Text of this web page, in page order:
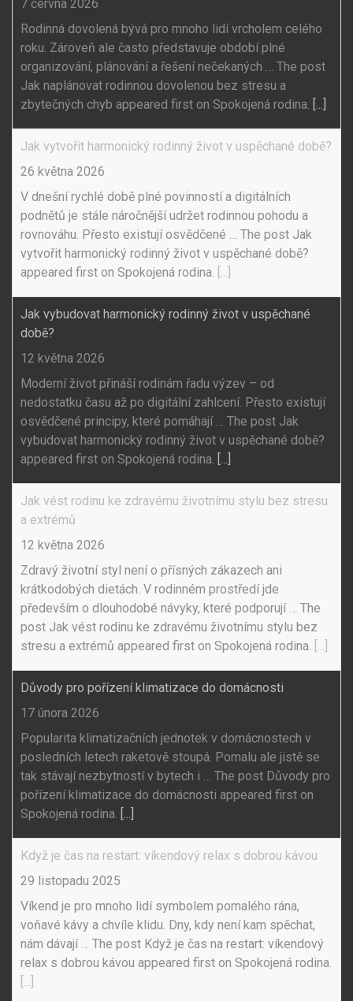
7 června 2026
Rodinná dovolená bývá pro mnoho lidí vrcholem celého
roku. Zároveň ale často představuje období plné
organizování, plánování a řešení nečekaných … The post
Jak naplánovat rodinnou dovolenou bez stresu a
zbytečných chyb appeared first on Spokojená rodina. [...]
Jak vytvořit harmonický rodinný život v uspěchané době?
26 května 2026
V dnešní rychlé době plné povinností a digitálních
podnětů je stále náročnější udržet rodinnou pohodu a
rovnováhu. Přesto existují osvědčené … The post Jak
vytvořit harmonický rodinný život v uspěchané době?
appeared first on Spokojená rodina. [...]
Jak vybudovat harmonický rodinný život v uspěchané
době?
12 května 2026
Moderní život přináší rodinám řadu výzev – od
nedostatku času až po digitální zahlcení. Přesto existují
osvědčené principy, které pomáhají … The post Jak
vybudovat harmonický rodinný život v uspěchané době?
appeared first on Spokojená rodina. [...]
Jak vést rodinu ke zdravému životnímu stylu bez stresu
a extrémů
12 května 2026
Zdravý životní styl není o přísných zákazech ani
krátkodobých dietách. V rodinném prostředí jde
především o dlouhodobé návyky, které podporují … The
post Jak vést rodinu ke zdravému životnímu stylu bez
stresu a extrémů appeared first on Spokojená rodina. [...]
Důvody pro pořízení klimatizace do domácnosti
17 února 2026
Popularita klimatizačních jednotek v domácnostech v
posledních letech raketově stoupá. Pomalu ale jistě se
tak stávají nezbytností v bytech i … The post Důvody pro
pořízení klimatizace do domácnosti appeared first on
Spokojená rodina. [...]
Když je čas na restart: víkendový relax s dobrou kávou
29 listopadu 2025
Víkend je pro mnoho lidí symbolem pomalého rána,
voňavé kávy a chvíle klidu. Dny, kdy není kam spěchat,
nám dávají … The post Když je čas na restart: víkendový
relax s dobrou kávou appeared first on Spokojená rodina.
[...]